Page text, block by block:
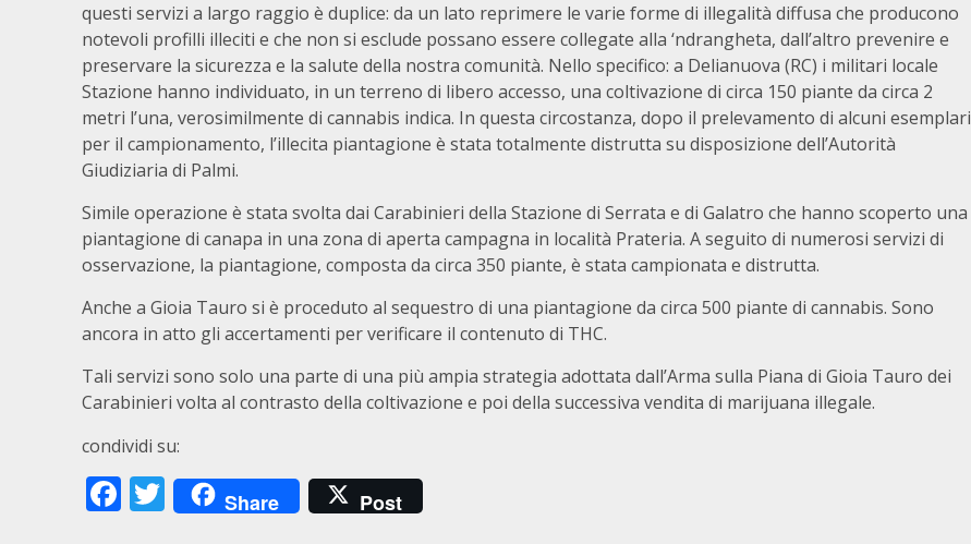
questi servizi a largo raggio è duplice: da un lato reprimere le varie forme di illegalità diffusa che producono
notevoli profilli illeciti e che non si esclude possano essere collegate alla ‘ndrangheta, dall’altro prevenire e
preservare la sicurezza e la salute della nostra comunità. Nello specifico: a Delianuova (RC) i militari locale
Stazione hanno individuato, in un terreno di libero accesso, una coltivazione di circa 150 piante da circa 2
metri l’una, verosimilmente di cannabis indica. In questa circostanza, dopo il prelevamento di alcuni esemplari
per il campionamento, l’illecita piantagione è stata totalmente distrutta su disposizione dell’Autorità
Giudiziaria di Palmi.
Simile operazione è stata svolta dai Carabinieri della Stazione di Serrata e di Galatro che hanno scoperto una
piantagione di canapa in una zona di aperta campagna in località Prateria. A seguito di numerosi servizi di
osservazione, la piantagione, composta da circa 350 piante, è stata campionata e distrutta.
Anche a Gioia Tauro si è proceduto al sequestro di una piantagione da circa 500 piante di cannabis. Sono
ancora in atto gli accertamenti per verificare il contenuto di THC.
Tali servizi sono solo una parte di una più ampia strategia adottata dall’Arma sulla Piana di Gioia Tauro dei
Carabinieri volta al contrasto della coltivazione e poi della successiva vendita di marijuana illegale.
condividi su:
Facebook
Twitter
Share Post